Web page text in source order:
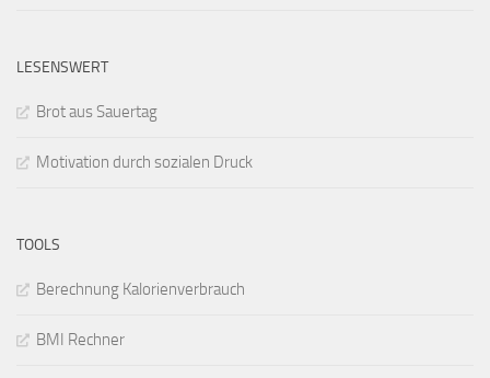
LESENSWERT
Brot aus Sauertag
Motivation durch sozialen Druck
TOOLS
Berechnung Kalorienverbrauch
BMI Rechner